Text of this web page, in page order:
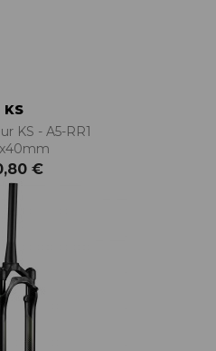
KS
KS - A5-RR1
€